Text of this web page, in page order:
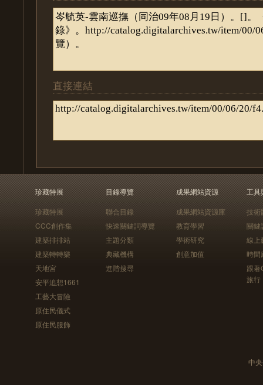
直接連結
珍藏特展
珍藏特展
CCC創作集
建築排排站
建築轉轉樂
天地宮
安平追想1661
工藝大冒險
原住民儀式
原住民服飾
目錄導覽
聯合目錄
快速關鍵詞導覽
主題分類
典藏機構
進階搜尋
成果網站資源
成果網站資源庫
教育學習
學術研究
創意加值
工具
技術
關鍵
線上
時間
跟
旅行
中